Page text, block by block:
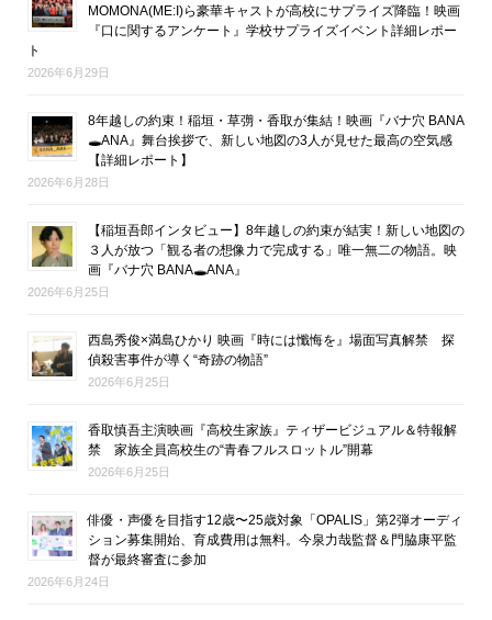
MOMONA(ME:I)ら豪華キャストが高校にサプライズ降臨！映画
『口に関するアンケート』学校サプライズイベント詳細レポー
ト
2026年6月29日
8年越しの約束！稲垣・草彅・香取が集結！映画『バナ穴 BANA
🕳ANA』舞台挨拶で、新しい地図の3人が見せた最高の空気感
【詳細レポート】
2026年6月28日
【稲垣吾郎インタビュー】8年越しの約束が結実！新しい地図の
３人が放つ「観る者の想像力で完成する」唯一無二の物語。映
画『バナ穴 BANA🕳ANA』
2026年6月25日
西島秀俊×満島ひかり 映画『時には懺悔を』場面写真解禁 探
偵殺害事件が導く“奇跡の物語”
2026年6月25日
香取慎吾主演映画『高校生家族』ティザービジュアル＆特報解
禁 家族全員高校生の“青春フルスロットル”開幕
2026年6月25日
俳優・声優を目指す12歳〜25歳対象「OPALIS」第2弾オーディ
ション募集開始、育成費用は無料。今泉力哉監督＆門脇康平監
督が最終審査に参加
2026年6月24日